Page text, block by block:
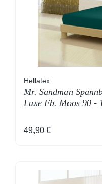
Hellatex
Mr. Sandman
Luxe Fb. Moos 90 -
Regulärer Preis:
49,90 €